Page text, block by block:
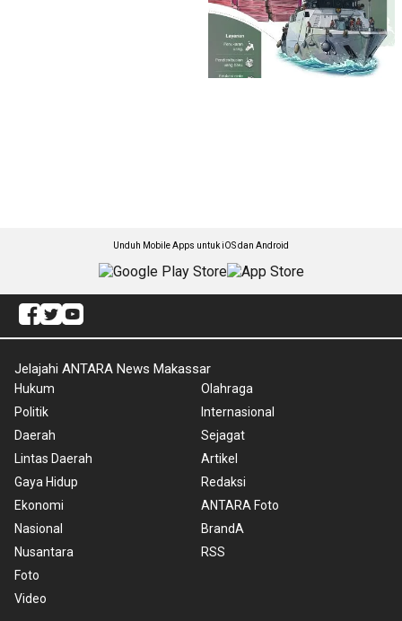
Unduh Mobile Apps untuk iOS dan Android
Jelajahi ANTARA News Makassar
Hukum
Politik
Daerah
Lintas Daerah
Gaya Hidup
Ekonomi
Nasional
Nusantara
Foto
Video
Olahraga
Internasional
Sejagat
Artikel
Redaksi
ANTARA Foto
BrandA
RSS